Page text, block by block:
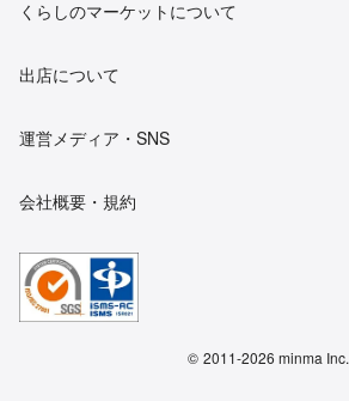
くらしのマーケットについて
出店について
運営メディア・SNS
会社概要・規約
© 2011-2026 minma Inc.